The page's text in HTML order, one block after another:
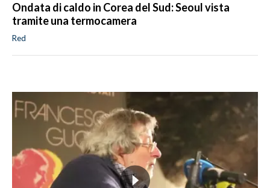
Ondata di caldo in Corea del Sud: Seoul vista
tramite una termocamera
Red